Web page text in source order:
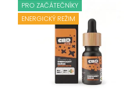
PRO ZAČÁTEČNÍKY
ENERGICKÝ REŽIM